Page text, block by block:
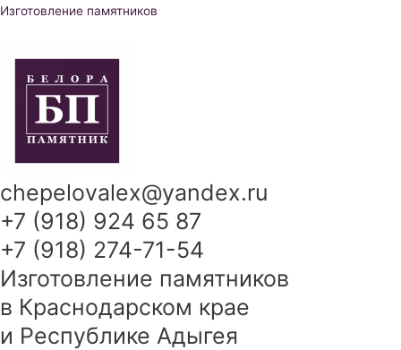
Перейти
Изготовление памятников
chepelovalex@yandex.ru
+7 (918) 924 65 87
+7 (918) 274-71-54
Изготовление памятников
в Краснодарском крае
и Республике Адыгея